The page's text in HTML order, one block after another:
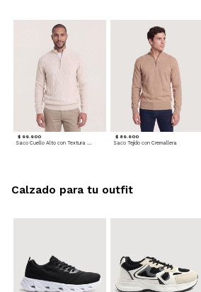
$ 99.900 $ 89.900
Saco Tejido con Cremallera
Calzado para tu outfit